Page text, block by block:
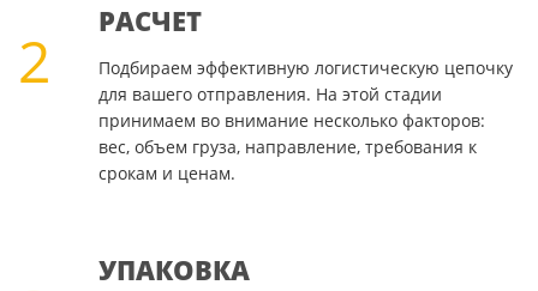
2
РАСЧЕТ
Подбираем эффективную логистическую цепочку
для вашего отправления. На этой стадии
принимаем во внимание несколько факторов:
вес, объем груза, направление, требования к
срокам и ценам.
УПАКОВКА